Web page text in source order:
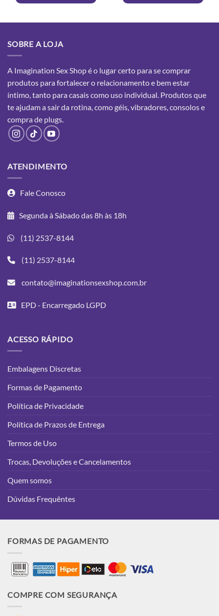
SOBRE A LOJA
A Imagination Sex Shop é o lugar certo para se comprar
produtos para fortalecer o relacionamento e bem estar
íntimo, tanto para casais como uso individual. Produtos que
te ajudam a sair da rotina, como géis, vibradores, consolos e
comprade plugs.
ATENDIMENTO
Fale Conosco
Segunda à Sábado das 8h às 18h
(11) 2537-8144
(11) 2537-8144
contato@imaginationsexshop.com.br
EPD - Encarregado LGPD
ACESSO RÁPIDO
Embalagens Discretas
Formas de Pagamento
Política de Privacidade
Política de Prazos de Entrega
Termos de Uso
Trocas, Devoluções e Cancelamentos
Quem somos
Dúvidas Frequêntes
FORMAS DE PAGAMENTO
COMPRE COM SEGURANÇA